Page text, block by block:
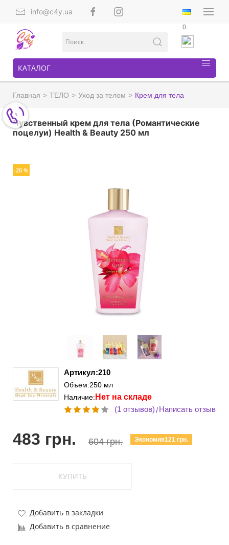
info@c4y.ua
0
КАТАЛОГ
Главная ТЕЛО Уход за телом Крем для тела
Чувственный крем для тела (Романтические
поцелуи) Health & Beauty 250 мл
-20 %
Артикул:210
Объем:250 мл
Наличие: Нет на складе
(1 отзывов)/Написать отзыв
483 грн. 604 грн. Экономия121 грн.
КУПИТЬ
Добавить в закладки
Добавить в сравнение